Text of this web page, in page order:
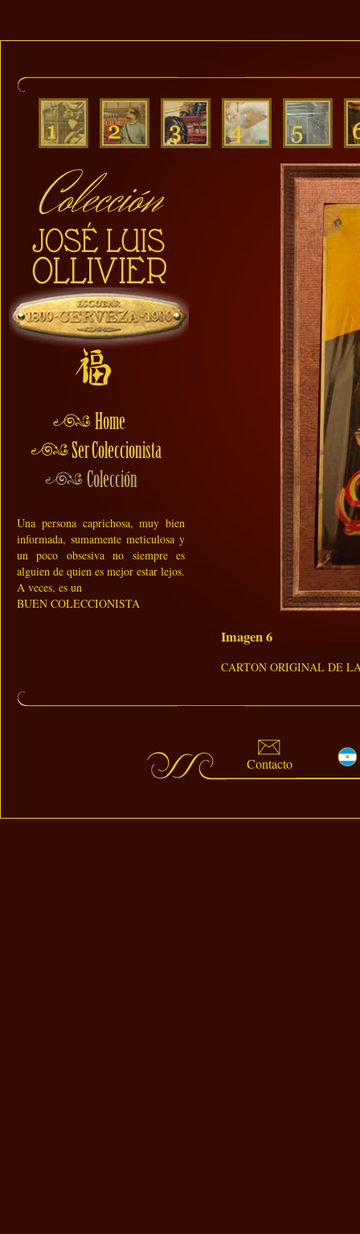
Una persona caprichosa, muy bien
informada, sumamente meticulosa y
un poco obsesiva no siempre es
alguien de quien es mejor estar lejos.
A veces, es un
BUEN COLECCIONISTA
Imagen 6
CARTON ORIGINAL DE
Contacto